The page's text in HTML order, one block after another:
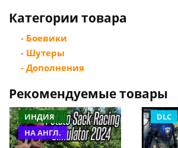
Категории товара
- Боевики
- Шутеры
- Дополнения
Рекомендуемые товары
ИНДИЯ
НА АНГЛ.
DLC